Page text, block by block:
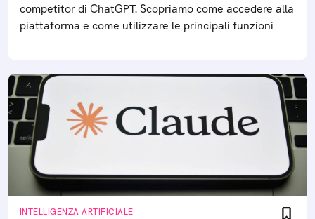
competitor di ChatGPT. Scopriamo come accedere alla
piattaforma e come utilizzare le principali funzioni
INTELLIGENZA ARTIFICIALE